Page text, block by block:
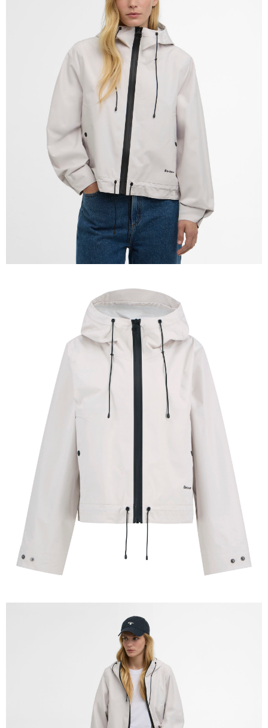
購買商品的店家。未經商家同意取消之訂單仍視為有效，需透過AFTEE先享
※ 交易是否成功請以「AFTEE先享後付 」之結帳頁面顯示為準，若有關於
是否繳費成功／繳費後需取消欲退款等相關疑問，請聯繫「AFTEE先享後付
https://netprotections.freshdesk.com/support/home
１．透過由恩沛科技股份有限公司提供之「AFTEE先享後付」服務完成之交
易，需依本服務之必要範圍內提供個人資料，並將交易相關給付款項請求債
權轉讓予恩沛科技股份有限公司。
２．關於個人資料處理事宜，請瀏覽以下網址：
https://aftee.tw/terms/#terms3
３．未成年的使用者請事先徵得法定代理人或監護人之同意方可使用
「AFTEE先享後付」，若未經同意申辦者引起之損失，本公司不負相關責
４．使用「AFTEE先享後付」時，將依據個別帳號之用戶狀況，依本公司即
時審查核予不同之上限額度；若仍有額度不足之情形，本公司將視審查結果
請求用戶進行身份認證。
５．嚴禁一人註冊多個帳號或使用他人資訊註冊。若發現惡意使用之情形，
恩沛科技股份有限公司將有權停止該用戶之使用額度並採取法律行動。